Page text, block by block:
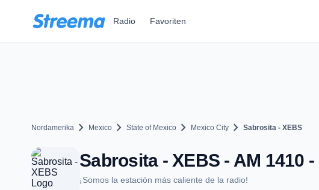
Radio Favoriten
Nordamerika chevron_right Mexico chevron_right State of Mexico chevron_right Mexico City chevron_right Sabrosita - XEBS
Sabrosita - XEBS - AM 1410
¡Somos la estación más caliente de la radio!